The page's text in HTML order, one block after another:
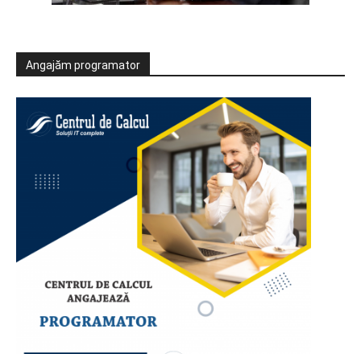
Angajăm programator